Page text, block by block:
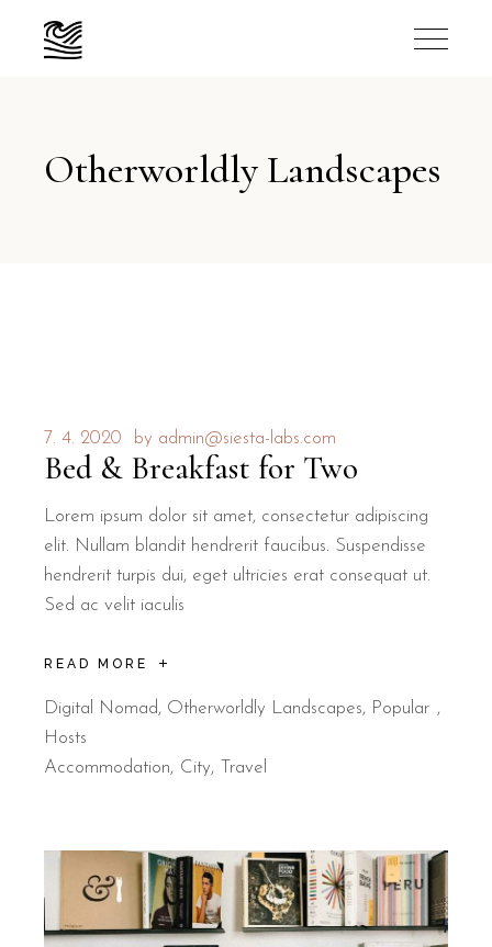
Otherworldly Landscapes
7. 4. 2020 by admin@siesta-labs.com
Bed & Breakfast for Two
Lorem ipsum dolor sit amet, consectetur adipiscing
elit. Nullam blandit hendrerit faucibus. Suspendisse
hendrerit turpis dui, eget ultricies erat consequat ut.
Sed ac velit iaculis
READ MORE
Digital Nomad, Otherworldly Landscapes, Popular
Hosts
Accommodation
City Travel